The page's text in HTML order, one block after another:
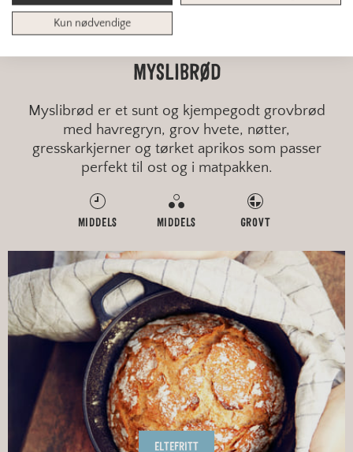
MYSLIBRØD
Myslibrød er et sunt og kjempegodt grovbrød
med havregryn, grov hvete, nøtter,
gresskarkjerner og tørket aprikos som passer
perfekt til ost og i matpakken.
MIDDELS MIDDELS GROVT
ELTEFRITT
Kun nødvendige